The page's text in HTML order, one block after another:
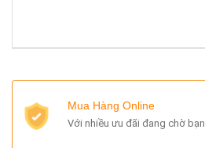
Mua Hàng Online
Với nhiều ưu đãi đang chờ bạn